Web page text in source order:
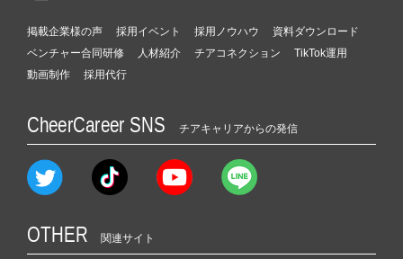
掲載企業様の声 採用イベント 採用ノウハウ
資料ダウンロード
ベンチャー合同研修
人材紹介 チアコネクション
TikTok運用
動画制作
採用代行
CheerCareer SNS チアキャリアからの発信
OTHER 関連サイト